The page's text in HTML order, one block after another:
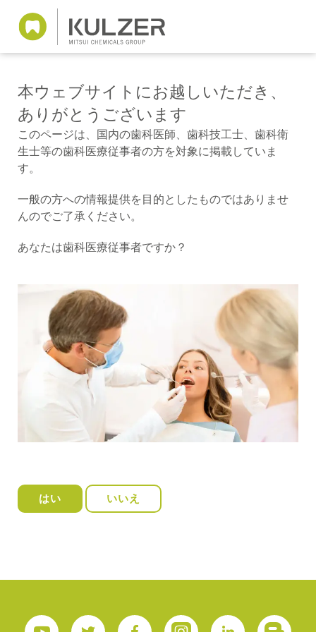
本ウェブサイトにお越しいただき、
ありがとうございます
このページは、国内の歯科医師、歯科技工士、歯科衛
生士等の歯科医療従事者の方を対象に掲載していま
す。
一般の方への情報提供を目的としたものではありませ
んのでご了承ください。
あなたは歯科医療従事者ですか？